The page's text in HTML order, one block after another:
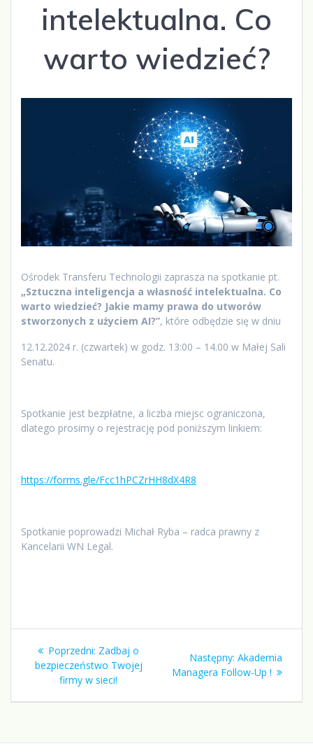
intelektualna. Co
warto wiedzieć?
Ośrodek Transferu Technologii zaprasza na spotkanie pt.
„Sztuczna inteligencja a własność intelektualna. Co
warto wiedzieć? Jakie mamy prawa do utworów
stworzonych z użyciem AI?”, które odbędzie się w dniu
12.12.2024 r. (czwartek) w godz. 13:00 – 14.00 w Małej Sali
Senatu.
Spotkanie jest bezpłatne, a liczba miejsc ograniczona,
dlatego prosimy o rejestrację pod poniższym linkiem:
https://forms.gle/Fcc1hPCZrHH8dX4R8
Spotkanie poprowadzi Michał Ryba – radca prawny z
Kancelarii WN Legal.
Nawigacja
wpisu
Poprzedni: Poprzedni
wpis:
Zadbaj o
bezpieczeństwo Twojej
firmy w sieci!
Następny: Następny
wpis:
Akademia
Managera Follow-Up !